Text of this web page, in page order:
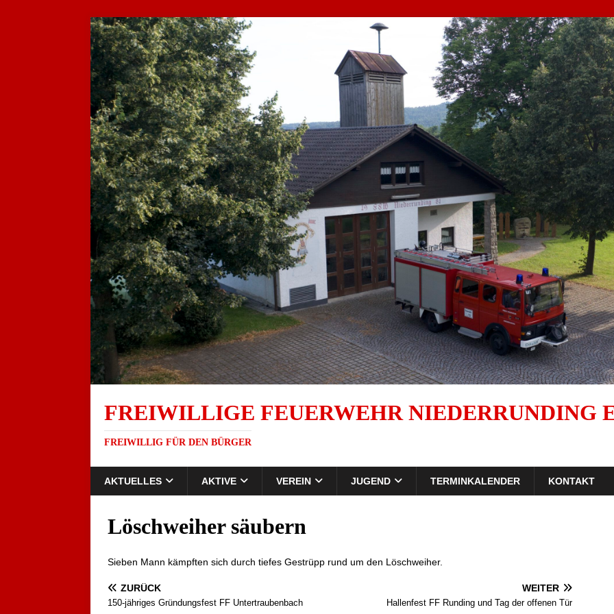
FREIWILLIGE FEUERWEHR NIEDERRUNDING
FREIWILLIG FÜR DEN BÜRGER
AKTUELLES AKTIVE VEREIN JUGEND TERMINKALENDER KONTAKT
Löschweiher säubern
Sieben Mann kämpften sich durch tiefes Gestrüpp rund um den Löschweiher.
ZURÜCK
150-jähriges Gründungsfest FF Untertraubenbach
WEITER
Hallenfest FF Runding und Tag der offenen Tür